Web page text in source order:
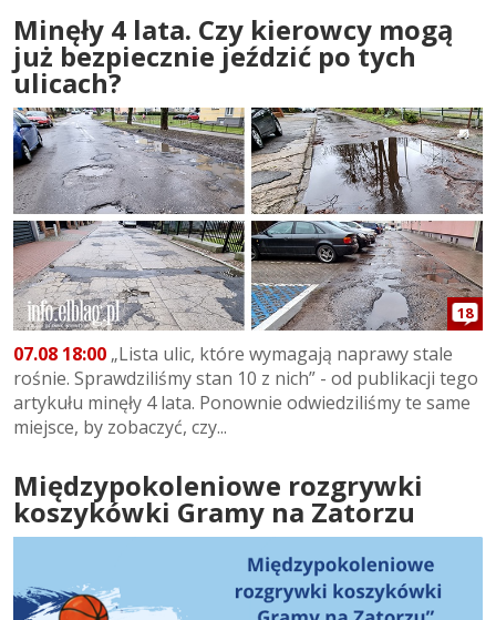
Minęły 4 lata. Czy kierowcy mogą
już bezpiecznie jeździć po tych
ulicach?
18
07.08 18:00 „Lista ulic, które wymagają naprawy stale
rośnie. Sprawdziliśmy stan 10 z nich” - od publikacji tego
artykułu minęły 4 lata. Ponownie odwiedziliśmy te same
miejsce, by zobaczyć, czy...
Międzypokoleniowe rozgrywki
koszykówki Gramy na Zatorzu